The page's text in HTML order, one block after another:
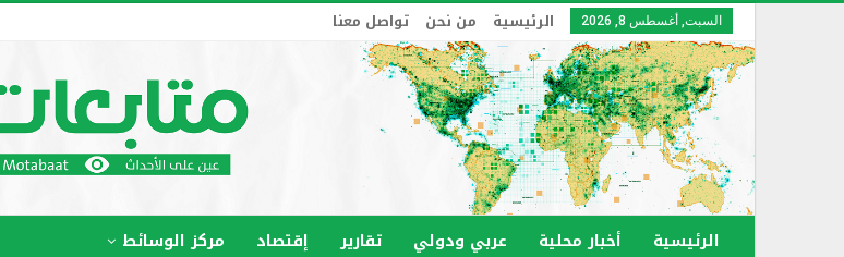
السبت, أغسطس 8, 2026 الرئيسية من نحن تواصل معنا
الرئيسية أخبار محلية عربي ودولي تقارير إقتصاد مركز الوسائط